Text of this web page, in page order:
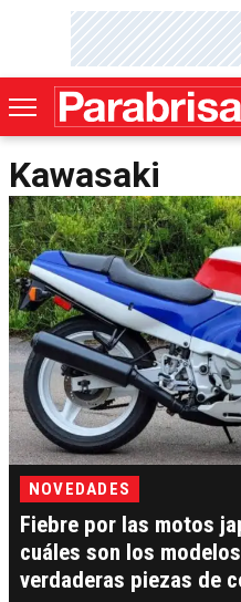
Kawasaki
NOVEDADES
Fiebre por las motos
cuáles son los
verdaderas piezas de